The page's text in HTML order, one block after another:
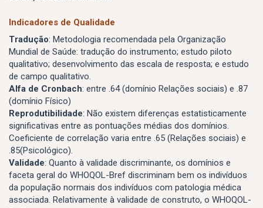
Indicadores de Qualidade
Tradução: Metodologia recomendada pela Organização
Mundial de Saúde: tradução do instrumento; estudo piloto
qualitativo; desenvolvimento das escala de resposta; e estudo
de campo qualitativo.
Alfa de Cronbach: entre .64 (domínio Relações sociais) e .87
(domínio Físico)
Reprodutibilidade: Não existem diferenças estatisticamente
significativas entre as pontuações médias dos domínios.
Coeficiente de correlação varia entre .65 (Relações sociais) e
.85(Psicológico).
Validade: Quanto à validade discriminante, os domínios e
faceta geral do WHOQOL-Bref discriminam bem os indivíduos
da população normais dos indivíduos com patologia médica
associada. Relativamente à validade de construto, o WHOQOL-